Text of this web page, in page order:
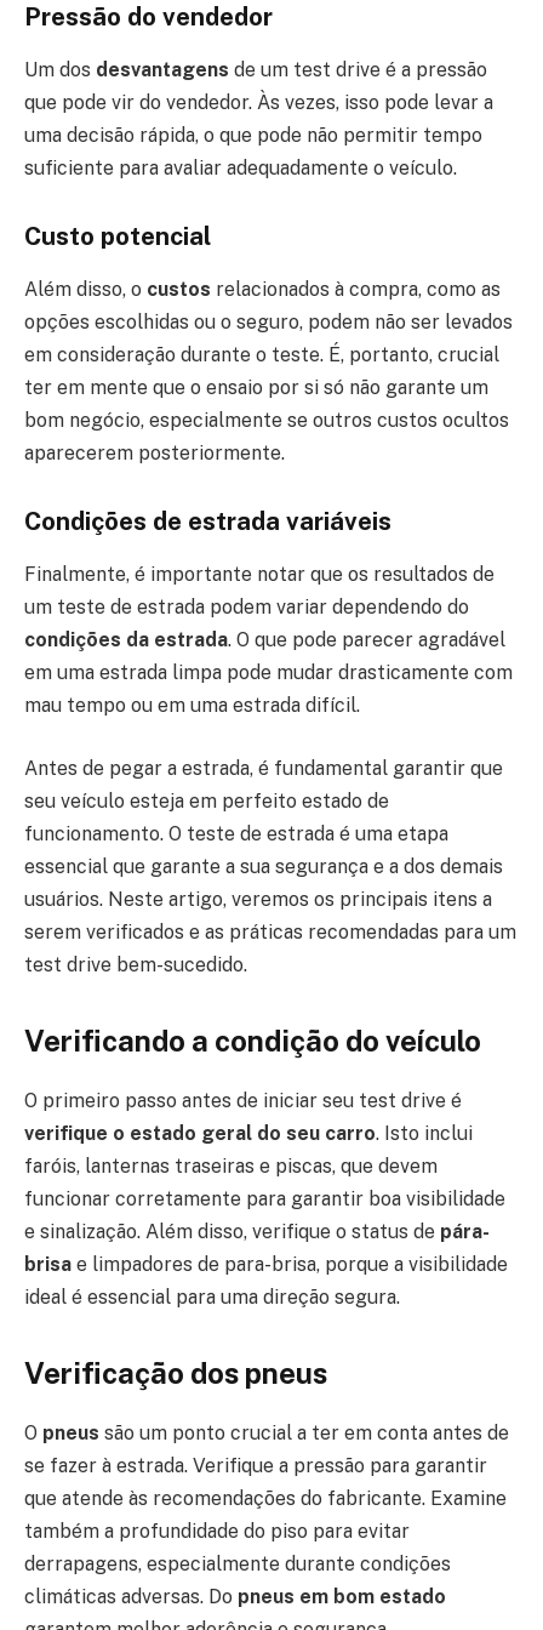
Pressão do vendedor
Um dos desvantagens de um test drive é a pressão
que pode vir do vendedor. Às vezes, isso pode levar a
uma decisão rápida, o que pode não permitir tempo
suficiente para avaliar adequadamente o veículo.
Custo potencial
Além disso, o custos relacionados à compra, como as
opções escolhidas ou o seguro, podem não ser levados
em consideração durante o teste. É, portanto, crucial
ter em mente que o ensaio por si só não garante um
bom negócio, especialmente se outros custos ocultos
aparecerem posteriormente.
Condições de estrada variáveis
Finalmente, é importante notar que os resultados de
um teste de estrada podem variar dependendo do
condições da estrada. O que pode parecer agradável
em uma estrada limpa pode mudar drasticamente com
mau tempo ou em uma estrada difícil.
Antes de pegar a estrada, é fundamental garantir que
seu veículo esteja em perfeito estado de
funcionamento. O teste de estrada é uma etapa
essencial que garante a sua segurança e a dos demais
usuários. Neste artigo, veremos os principais itens a
serem verificados e as práticas recomendadas para um
test drive bem-sucedido.
Verificando a condição do veículo
O primeiro passo antes de iniciar seu test drive é
verifique o estado geral do seu carro. Isto inclui
faróis, lanternas traseiras e piscas, que devem
funcionar corretamente para garantir boa visibilidade
e sinalização. Além disso, verifique o status de pára-
brisa e limpadores de para-brisa, porque a visibilidade
ideal é essencial para uma direção segura.
Verificação dos pneus
O pneus são um ponto crucial a ter em conta antes de
se fazer à estrada. Verifique a pressão para garantir
que atende às recomendações do fabricante. Examine
também a profundidade do piso para evitar
derrapagens, especialmente durante condições
climáticas adversas. Do pneus em bom estado